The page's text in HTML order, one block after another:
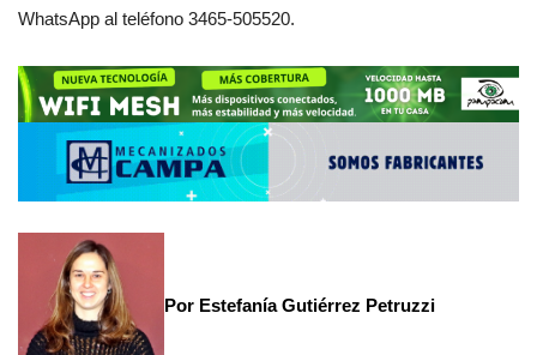
WhatsApp al teléfono 3465-505520.
Por Estefanía Gutiérrez Petruzzi